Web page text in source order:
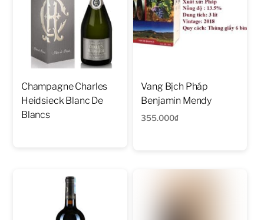
Champagne Charles
Heidsieck Blanc De
Blancs
Vang Bịch Pháp
Benjamin Mendy
355.000₫